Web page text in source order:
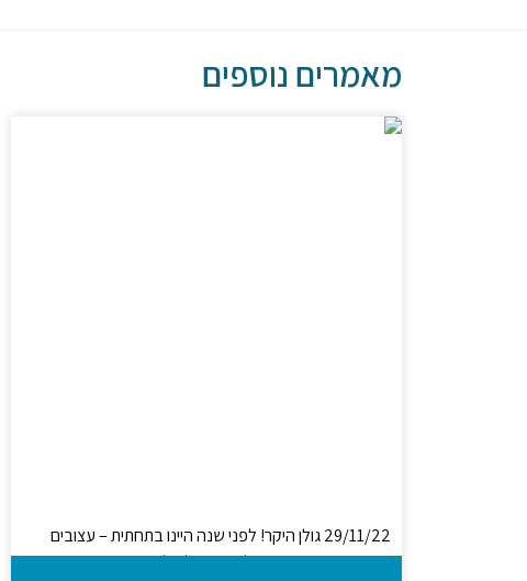
מאמרים נוספים
29/11/22 גולן היקר! לפני שנה היינו בתחתית – עצובים
ומיואשים, בטוחים שהילד שהיה לנו לפני שהופיעו הטיקים